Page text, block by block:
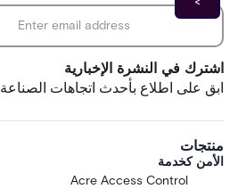
اشترك في النشرة الإخبارية
ابق على اطلاع بأحدث اتجاهات الصناعة
منتجات
الأمن كخدمة
Acre Access Control